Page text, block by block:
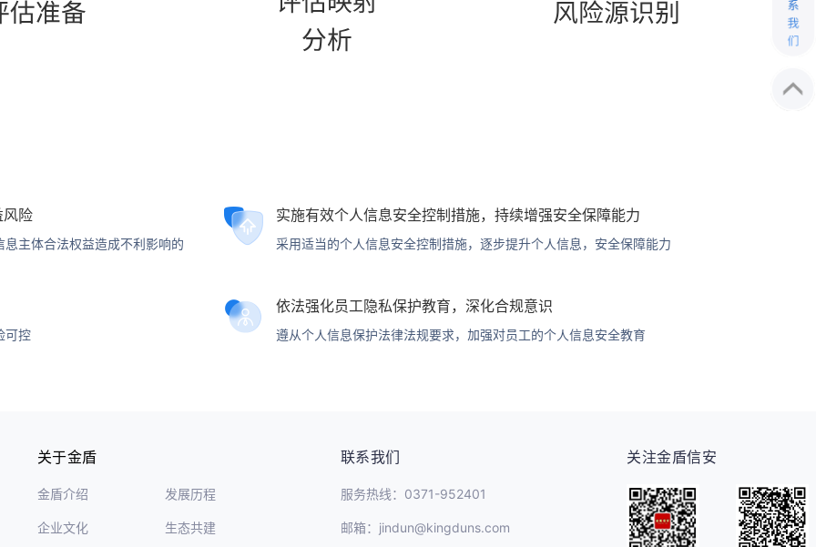
风险
主体合法权益造成不利影响的
实施有效个人信息安全控制措施，持续增强安全保障能力
采用适当的个人信息安全控制措施，逐步提升个人信息，安全保障能力
可控
依法强化员工隐私保护教育，深化合规意识
遵从个人信息保护法律法规要求，加强对员工的个人信息安全教育
关于金盾
金盾介绍 发展历程
企业文化 生态共建
联系我们
服务热线：0371-952401
邮箱：jindun@kingduns.com
关注金盾信安